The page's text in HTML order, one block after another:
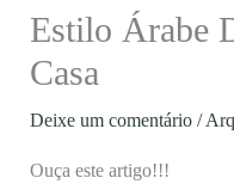
Estilo Árabe
Casa
Deixe um comentário /
Ouça este artigo!!!